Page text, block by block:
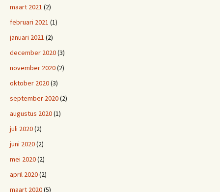
maart 2021 (2)
februari 2021 (1)
januari 2021 (2)
december 2020(3)
november 2020(2)
oktober 2020(3)
september 2020(2)
augustus 2020(1)
juli 2020(2)
juni 2020(2)
mei 2020(2)
april 2020(2)
maart 2020(5)